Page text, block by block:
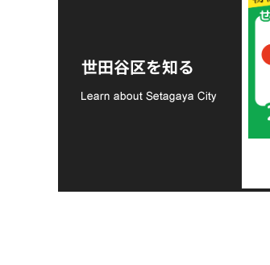
世田谷区を知る
支援金の募集につい
て